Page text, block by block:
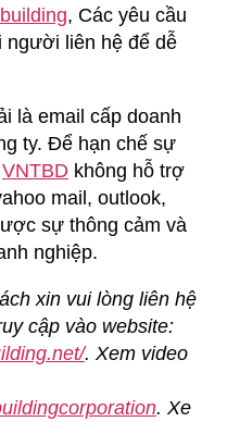
, Các yêu cầu
người liên hệ để dễ
là email cấp doanh
ty. Để hạn chế sự
VNTBD không hỗ trợ
mail, outlook,
sự thông cảm và
nghiệp.
xin vui lòng liên hệ
cập vào website:
. Xem video
. Xe